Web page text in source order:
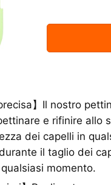
】Il nostro
e rifinire allo
dei capelli in
il taglio dei
momento.